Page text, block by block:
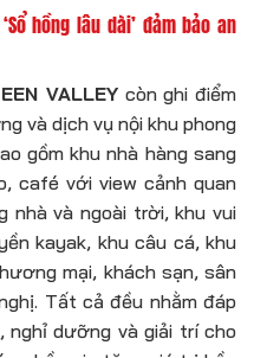
hồng lâu dài’ đảm bảo an
VALLEY còn ghi điểm
và dịch vụ nội khu phong
gồm khu nhà hàng sang
café với view cảnh quan
nhà và ngoài trời, khu vui
kayak, khu câu cá, khu
mại, khách sạn, sân
Tất cả đều nhằm đáp
nghỉ dưỡng và giải trí cho